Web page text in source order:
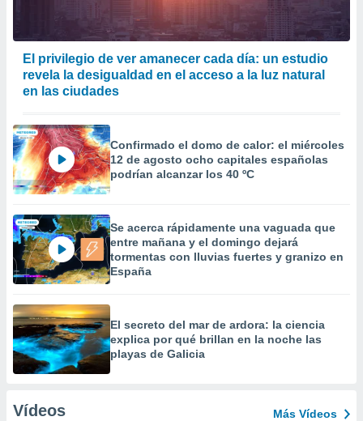
El privilegio de ver amanecer cada día: un estudio
revela la desigualdad en el acceso a la luz natural
en las ciudades
Confirmado el domo de calor: el miércoles
12 de agosto ocho capitales españolas
podrían alcanzar los 40 ºC
Se acerca rápidamente una vaguada que
entre mañana y el domingo dejará
tormentas con lluvias fuertes y granizo en
España
El secreto del mar de ardora: la ciencia
explica por qué brillan en la noche las
playas de Galicia
Vídeos Más Vídeos